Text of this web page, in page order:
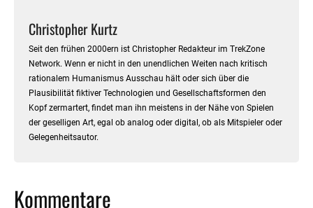
Christopher Kurtz
Seit den frühen 2000ern ist Christopher Redakteur im TrekZone
Network. Wenn er nicht in den unendlichen Weiten nach kritisch
rationalem Humanismus Ausschau hält oder sich über die
Plausibilität fiktiver Technologien und Gesellschaftsformen den
Kopf zermartert, findet man ihn meistens in der Nähe von Spielen
der geselligen Art, egal ob analog oder digital, ob als Mitspieler oder
Gelegenheitsautor.
Kommentare